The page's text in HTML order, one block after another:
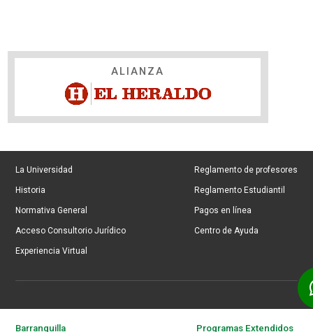
ALIANZA
La Universidad
Historia
Normativa General
Acceso Consultorio Jurídico
Experiencia Virtual
Reglamento de profesores
Reglamento Estudiantil
Pagos en línea
Centro de Ayuda
Barranquilla Programas Extendidos